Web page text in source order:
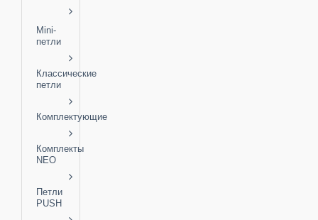
Mini-
петли
Классические
петли
Комплектующие
Комплекты
NEO
Петли
PUSH